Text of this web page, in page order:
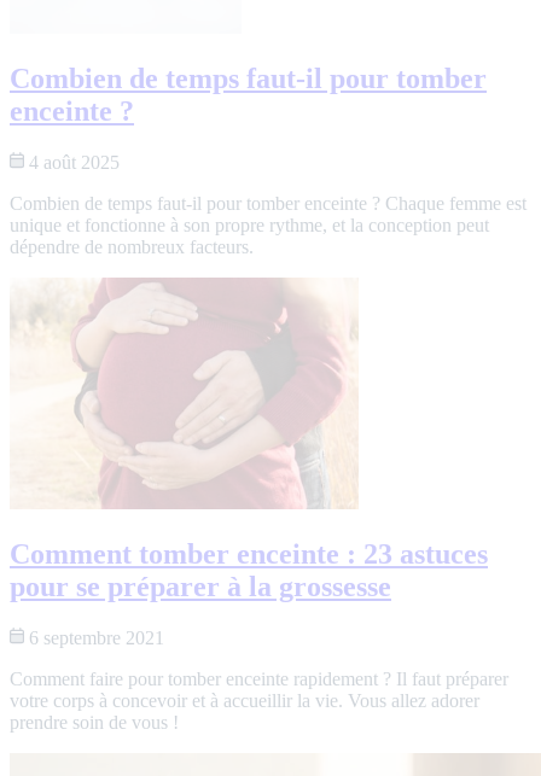
Combien de temps faut-il pour tomber
enceinte ?
4 août 2025
Combien de temps faut-il pour tomber enceinte ? Chaque femme est
unique et fonctionne à son propre rythme, et la conception peut
dépendre de nombreux facteurs.
Comment tomber enceinte : 23 astuces
pour se préparer à la grossesse
6 septembre 2021
Comment faire pour tomber enceinte rapidement ? Il faut préparer
votre corps à concevoir et à accueillir la vie. Vous allez adorer
prendre soin de vous !